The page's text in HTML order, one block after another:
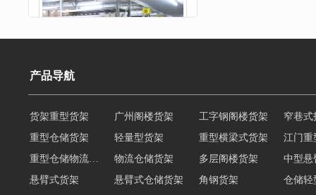
阁楼货架
产品导航
重型仓储货架 轻量型货架 重型横梁式货架
江门重
物流仓储货架 多层阁楼货架
中型悬
悬臂式货架
悬臂式仓储货架 角钢货架
仓储轻
轻型货架
轻型仓储货架 移动式货架 横梁式